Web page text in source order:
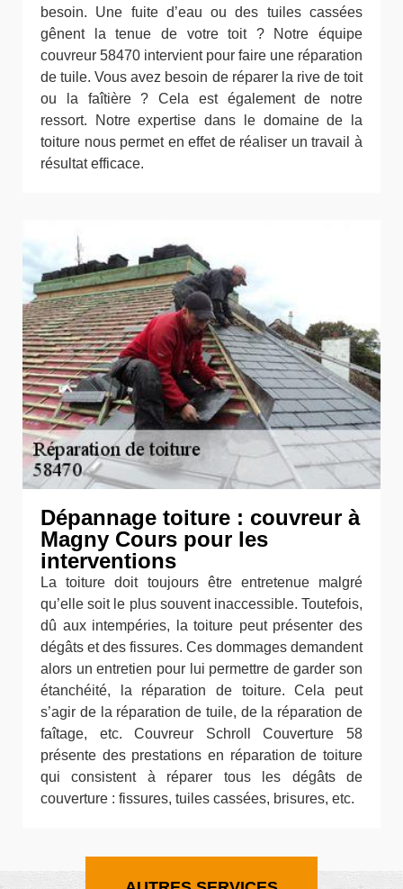
besoin. Une fuite d’eau ou des tuiles cassées
gênent la tenue de votre toit ? Notre équipe
couvreur 58470 intervient pour faire une réparation
de tuile. Vous avez besoin de réparer la rive de toit
ou la faîtière ? Cela est également de notre
ressort. Notre expertise dans le domaine de la
toiture nous permet en effet de réaliser un travail à
résultat efficace.
Dépannage toiture : couvreur à
Magny Cours pour les
interventions
La toiture doit toujours être entretenue malgré
qu’elle soit le plus souvent inaccessible. Toutefois,
dû aux intempéries, la toiture peut présenter des
dégâts et des fissures. Ces dommages demandent
alors un entretien pour lui permettre de garder son
étanchéité, la réparation de toiture. Cela peut
s’agir de la réparation de tuile, de la réparation de
faîtage, etc. Couvreur Schroll Couverture 58
présente des prestations en réparation de toiture
qui consistent à réparer tous les dégâts de
couverture : fissures, tuiles cassées, brisures, etc.